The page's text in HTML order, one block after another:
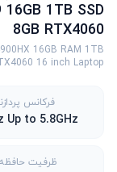
1TB SSD
8GB RTX4060
16GB RAM 1TB
16 inch Laptop
فرکانس
Up to 5.8GHz
ظرفیت